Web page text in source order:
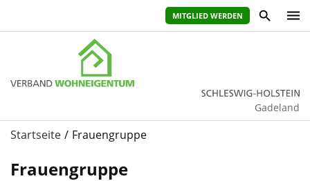
MITGLIED WERDEN
Gadeland
Startseite Frauengruppe
Frauengruppe